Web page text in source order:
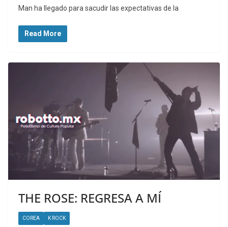
Man ha llegado para sacudir las expectativas de la
Read More
THE ROSE: REGRESA A MÍ
COREA K ROCK